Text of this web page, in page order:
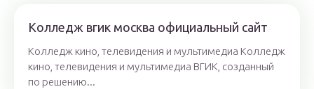
Колледж вгик москва официальный сайт
Колледж кино, телевидения и мультимедиа Колледж
кино, телевидения и мультимедиа ВГИК, созданный
по решению...